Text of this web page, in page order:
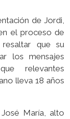
de Jordi,
el proceso de
que su
los mensajes
relevantes
lleva 18 años
María, alto